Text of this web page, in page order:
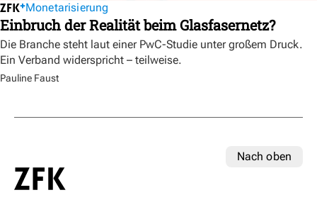
Monetarisierung
Einbruch der Realität beim Glasfasernetz?
Die Branche steht laut einer PwC-Studie unter großem Druck.
Ein Verband widerspricht – teilweise.
Pauline Faust
Nach oben